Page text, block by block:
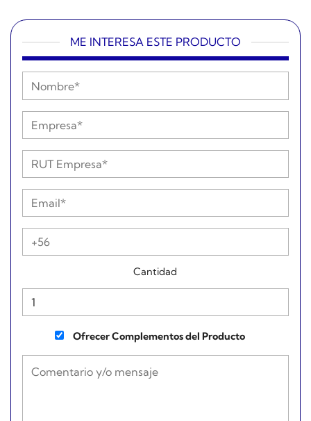
ME INTERESA ESTE PRODUCTO
Cantidad
Ofrecer Complementos del Producto